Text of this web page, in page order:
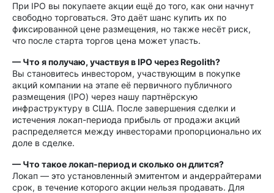
При IPO вы покупаете акции ещё до того, как они начнут
свободно торговаться. Это даёт шанс купить их по
фиксированной цене размещения, но также несёт риск,
что после старта торгов цена может упасть.
— Что я получаю, участвуя в IPO через Regolith?
Вы становитесь инвестором, участвующим в покупке
акций компании на этапе её первичного публичного
размещения (IPO) через нашу партнёрскую
инфраструктуру в США. После завершения сделки и
истечения локап-периода прибыль от продажи акций
распределяется между инвесторами пропорционально их
доле в сделке.
— Что такое локап-период и сколько он длится?
Локап — это установленный эмитентом и андеррайтерами
срок, в течение которого акции нельзя продавать. Для